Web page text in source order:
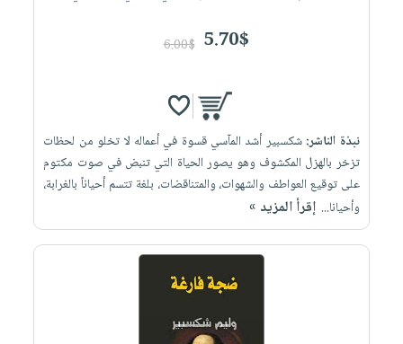
5.70$
6.00$
نبذة الناشر:شكسبير أشد المآسي قسوة في أعماله لا تخلو من لحظات
تزخر بالهزل المكشوف وهو يصور الحياة التي تنبض في صوت مكتوم
على توقيع العواطف والشهوات، والمتناقضات، بلغة تتسم أحياناً بالغرابة،
وأحيانا... إقرأ المزيد »